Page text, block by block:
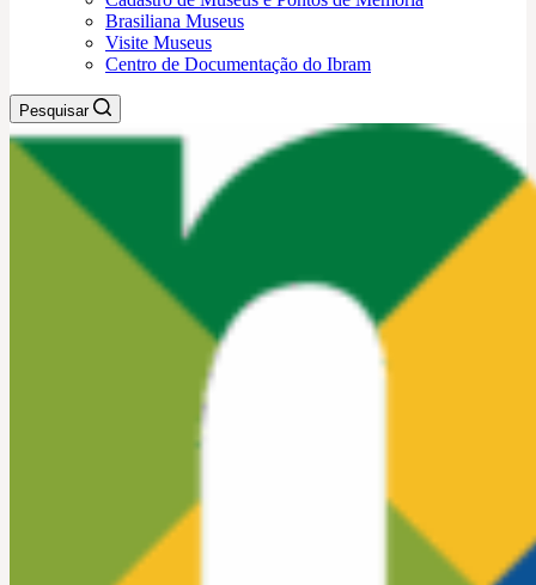
Brasiliana Museus
Visite Museus
Centro de Documentação do Ibram
Pesquisar